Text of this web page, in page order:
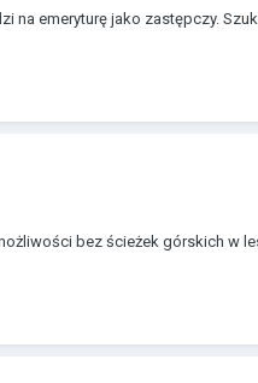
na emeryturę jako zastępczy.
bez ścieżek górskich w